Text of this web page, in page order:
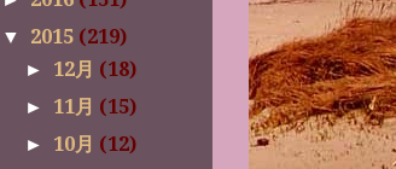
▼ 2015 (219)
► 12月 (18)
► 11月 (15)
► 10月 (12)